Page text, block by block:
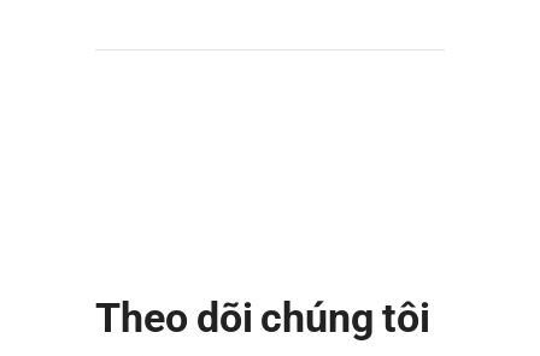
Theo dõi chúng tôi